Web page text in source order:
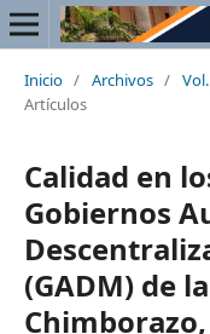
Inicio / Archivos /
Artículos
Calidad en
Gobiernos
(GADM) de